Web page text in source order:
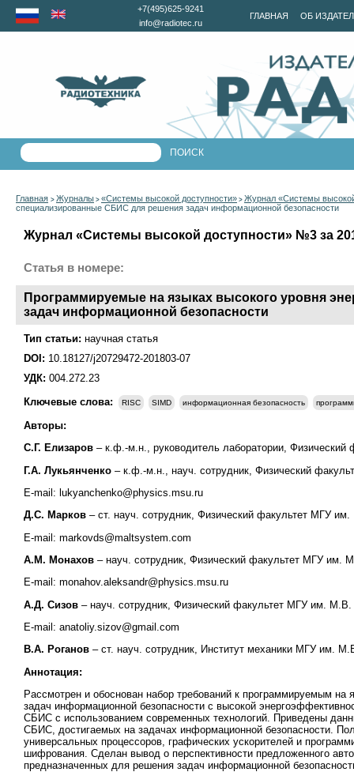
ГЛАВНАЯ ОБ
+7(495)625-9241
info@radiotec.ru
Главная > Журналы > «Системы высокой доступности» > Журнал «Системы
специализированные СБИС для решения задач информационной безопасности
Журнал «Системы высокой доступности» №3 за
Статья в номере:
Программируемые на языках высокого уровня
задач информационной безопасности
Тип статьи: научная статья
DOI: 10.18127/j20729472-201803-07
УДК: 004.272.23
Ключевые слова:
RISC SIMD информационная безопасность
Авторы:
С.Г. Елизаров – к.ф.-м.н., руководитель лаборатории,
Г.А. Лукьянченко – к.ф.-м.н., науч. сотрудник, Физический
E-mail: lukyanchenko@physics.msu.ru
Д.С. Марков – ст. науч. сотрудник, Физический факультет МГУ
E-mail: markovds@maltsystem.com
А.М. Монахов – науч. сотрудник, Физический факультет МГУ им.
E-mail: monahov.aleksandr@physics.msu.ru
А.Д. Сизов – науч. сотрудник, Физический факультет МГУ им.
E-mail: anatoliy.sizov@gmail.com
В.А. Роганов – ст. науч. сотрудник, Институт механики МГУ им.
Аннотация:
Рассмотрен и обоснован набор требований к программируемым
задач информационной безопасности с высокой
СБИС с использованием современных технологий. Приведены
СБИС, достигаемых на задачах информационной безопасности.
универсальных процессоров, графических ускорителей и
шифрования. Сделан вывод о перспективности предложенного
предназначенных для решения задач информационной